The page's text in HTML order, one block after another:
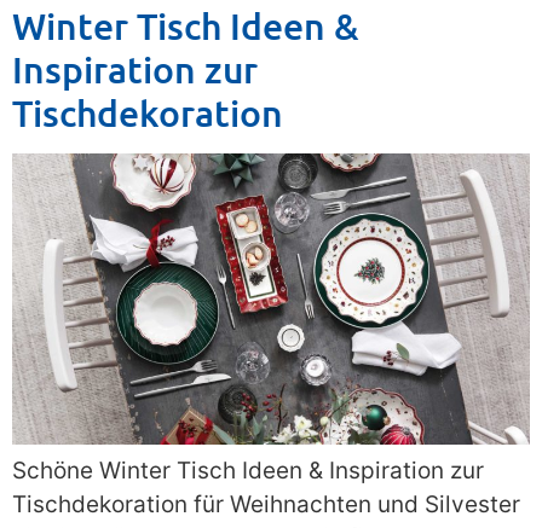
Winter Tisch Ideen &
Inspiration zur
Tischdekoration
Schöne Winter Tisch Ideen & Inspiration zur
Tischdekoration für Weihnachten und Silvester